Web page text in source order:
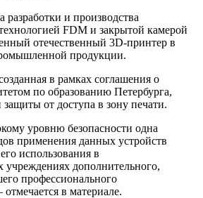
разработки и производства
FDM и закрытой камерой
отечественный 3D-принтер в
продукции.
в рамках соглашения о
по образованию Петербурга,
защиты от доступа в зону печати.
уровню безопасности одна
применения данных устройств
использования в
учреждениях дополнительного,
профессионального
в материале.